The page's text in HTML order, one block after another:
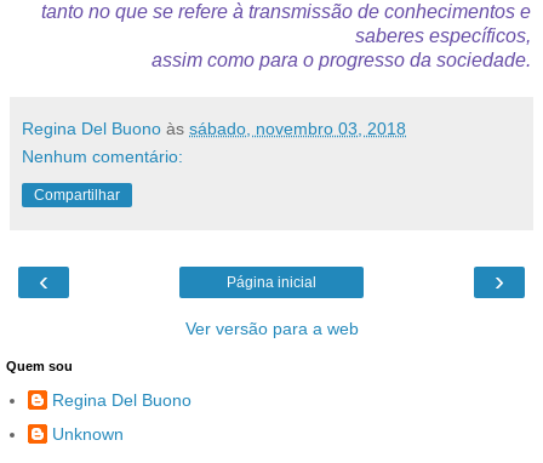
tanto no que se refere à transmissão de conhecimentos e
saberes específicos,
assim como para o progresso da sociedade.
Regina Del Buono às sábado, novembro 03, 2018
Nenhum comentário:
Compartilhar
‹ ›
Página inicial
Ver versão para a web
Quem sou
Regina Del Buono
Unknown